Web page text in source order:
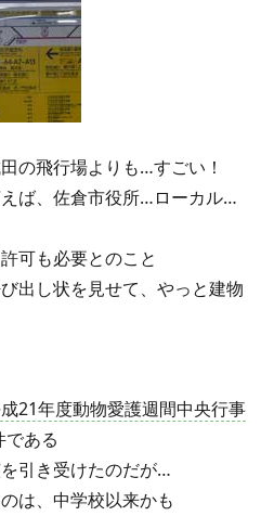
の飛行場よりも…すごい！
ば、佐倉市役所…ローカル…
可も必要とのこと
出し状を見せて、やっと建物
21年度動物愛護週間中央行事
である
引き受けたのだが…
は、中学校以来かも